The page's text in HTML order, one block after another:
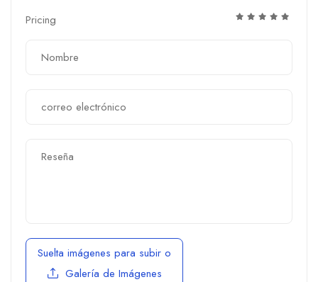
Pricing
Suelta imágenes para subir o
Galería de Imágenes